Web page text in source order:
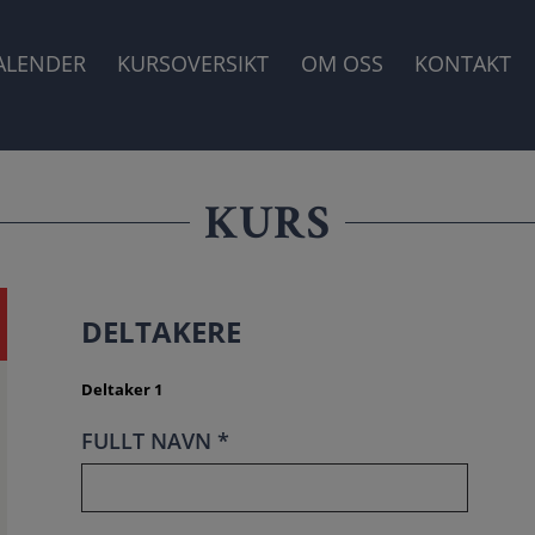
KURSOVERSIKT OM OSS KONTAKT
KURS
DELTAKERE
Deltaker 1
FULLT NAVN *